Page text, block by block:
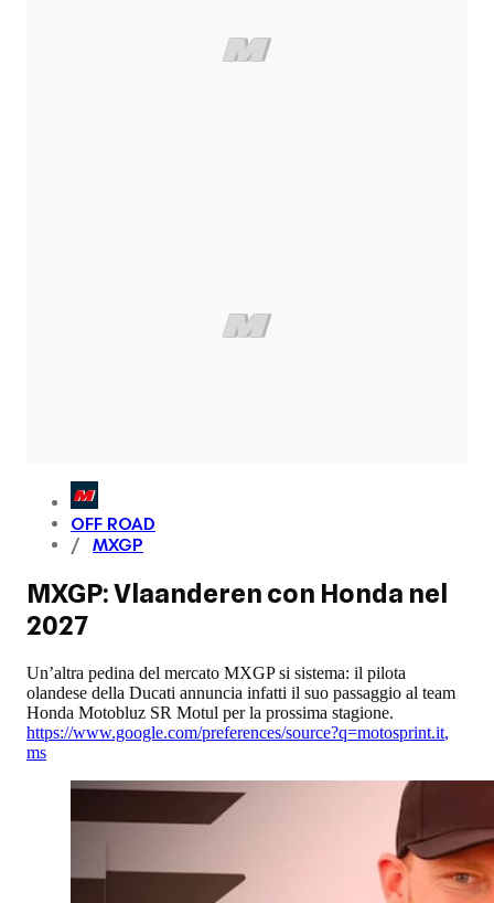
OFF ROAD
MXGP
MXGP: Vlaanderen con Honda nel
2027
Un’altra pedina del mercato MXGP si sistema: il pilota
olandese della Ducati annuncia infatti il suo passaggio al team
Honda Motobluz SR Motul per la prossima stagione.
https://www.google.com/preferences/source?q=motosprint.it,
ms